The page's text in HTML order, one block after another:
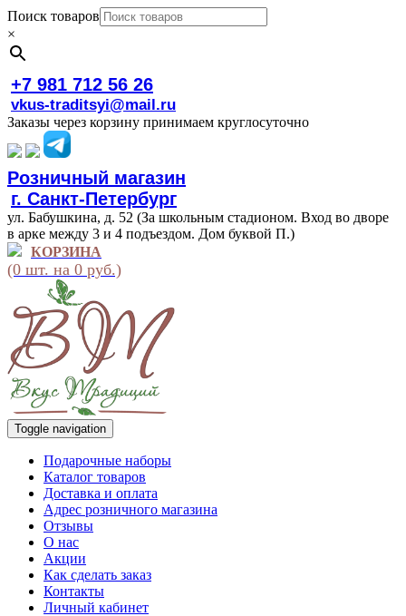
Поиск товаров
×
+7 981 712 56 26
vkus-traditsyi@mail.ru
Заказы через корзину принимаем круглосуточно
Розничный магазин
г. Санкт-Петербург
ул. Бабушкина, д. 52 (За школьным стадионом. Вход во дворе
в арке между 3 и 4 подъездом. Дом буквой П.)
КОРЗИНА
(0 шт. на 0 руб.)
Toggle navigation
Подарочные наборы
Каталог товаров
Доставка и оплата
Адрес розничного магазина
Отзывы
О нас
Акции
Как сделать заказ
Контакты
Личный кабинет